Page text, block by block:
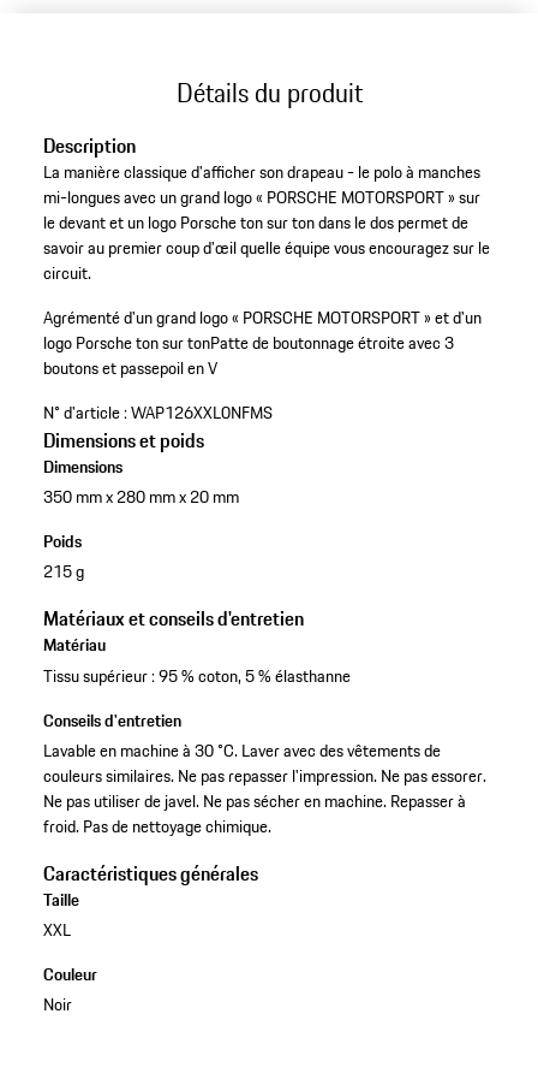
Détails du produit
Description
La manière classique d'afficher son drapeau - le polo à manches
mi-longues avec un grand logo « PORSCHE MOTORSPORT » sur
le devant et un logo Porsche ton sur ton dans le dos permet de
savoir au premier coup d'œil quelle équipe vous encouragez sur le
circuit.
Agrémenté d'un grand logo « PORSCHE MOTORSPORT » et d'un
logo Porsche ton sur tonPatte de boutonnage étroite avec 3
boutons et passepoil en V
N° d'article :WAP126XXL0NFMS
Dimensions et poids
Dimensions
350 mm x 280 mm x 20 mm
Poids
215 g
Matériaux et conseils d'entretien
Matériau
Tissu supérieur : 95 % coton, 5 % élasthanne
Conseils d'entretien
Lavable en machine à 30 °C. Laver avec des vêtements de
couleurs similaires. Ne pas repasser l'impression. Ne pas essorer.
Ne pas utiliser de javel. Ne pas sécher en machine. Repasser à
froid. Pas de nettoyage chimique.
Caractéristiques générales
Taille
XXL
Couleur
Noir